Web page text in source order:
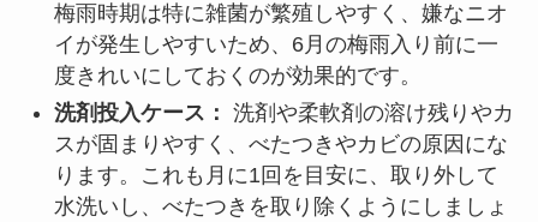
梅雨時期は特に雑菌が繁殖しやすく、嫌なニオ
イが発生しやすいため、6月の梅雨入り前に一
度きれいにしておくのが効果的です。
洗剤投入ケース： 洗剤や柔軟剤の溶け残りやカ
スが固まりやすく、べたつきやカビの原因にな
ります。これも月に1回を目安に、取り外して
水洗いし、べたつきを取り除くようにしましょ